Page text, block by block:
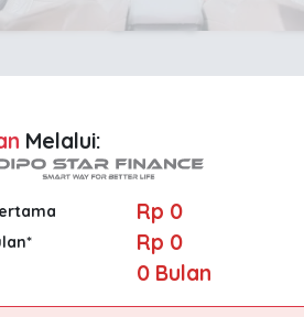
Melalui:
Rp 0
Rp 0
0Bulan